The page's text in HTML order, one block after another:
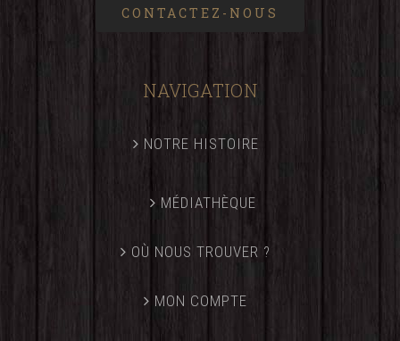
CONTACTEZ-NOUS
NAVIGATION
NOTRE HISTOIRE
MÉDIATHÈQUE
OÙ NOUS TROUVER ?
MON COMPTE